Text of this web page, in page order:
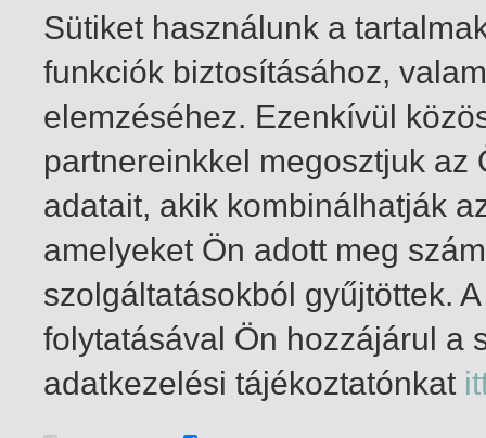
1-6 / összesen 6 találat
Sütiket használunk a
funkciók biztosításához,
elemzéséhez. Ezenkívül
partnereinkkel megosztjuk
adatait, akik kombinálhatják
amelyeket Ön adott meg
szolgáltatásokból gyűjtöttek.
folytatásával Ön hozzájárul a
adatkezelési tájékoztatónkat